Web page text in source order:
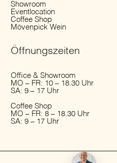
Showroom
Eventlocation
Coffee Shop
Mövenpick Wein
Öffnungs­zeiten
Office & Showroom
MO – FR: 10 – 18.30 Uhr
SA: 9 – 17 Uhr
Coffee Shop
MO – FR: 8 – 18.30 Uhr
SA: 9 – 17 Uhr